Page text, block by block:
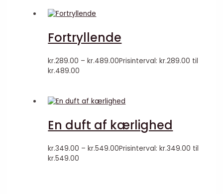
Fortryllende
kr.289.00 – kr.489.00Prisinterval: kr.289.00 til
kr.489.00
En duft af kærlighed
kr.349.00 – kr.549.00Prisinterval: kr.349.00 til
kr.549.00